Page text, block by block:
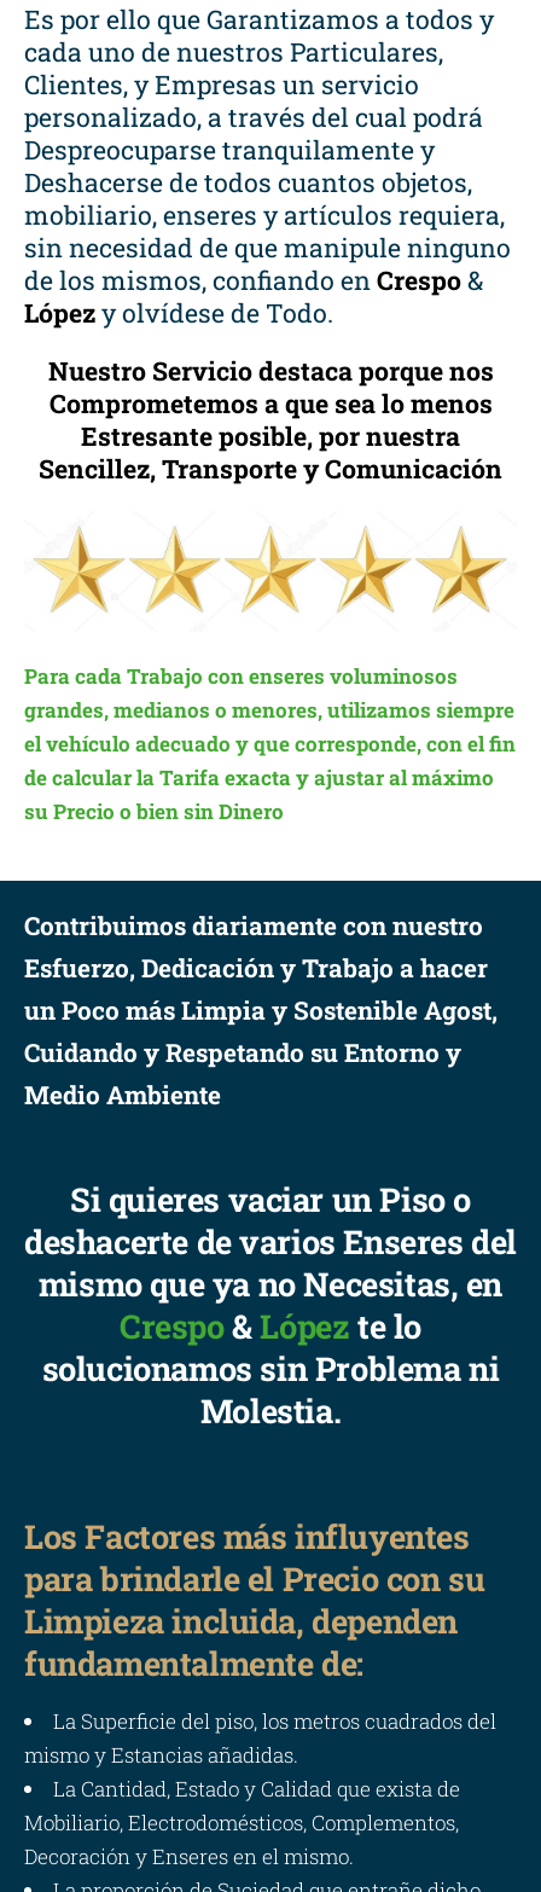
Es por ello que Garantizamos a todos y
cada uno de nuestros Particulares,
Clientes, y Empresas un servicio
personalizado, a través del cual podrá
Despreocuparse tranquilamente y
Deshacerse de todos cuantos objetos,
mobiliario, enseres y artículos requiera,
sin necesidad de que manipule ninguno
de los mismos, confiando en Crespo&
Lópezy olvídese de Todo.
Nuestro Servicio destaca porque nos
Comprometemos a que sea lo menos
Estresante posible, por nuestra
Sencillez, Transporte y Comunicación
Para cada Trabajo con enseres voluminosos
grandes, medianos o menores, utilizamos siempre
el vehículo adecuado y que corresponde, con el fin
de calcular la Tarifa exacta y ajustar al máximo
su Precio o bien sin Dinero
Contribuimos diariamente con nuestro
Esfuerzo, Dedicación y Trabajo a hacer
un Poco más Limpia y Sostenible Agost,
Cuidando y Respetando su Entorno y
Medio Ambiente
Si quieres vaciar un Piso o
deshacerte de varios Enseres del
mismo que ya no Necesitas, en
Crespo&Lópezte lo
solucionamos sin Problema ni
Molestia.
Los Factores más influyentes
para brindarle el Precio con su
Limpieza incluida, dependen
fundamentalmente de:
La Superficie del piso, los metros cuadrados del
mismo y Estancias añadidas.
La Cantidad, Estado y Calidad que exista de
Mobiliario, Electrodomésticos, Complementos,
Decoración y Enseres en el mismo.